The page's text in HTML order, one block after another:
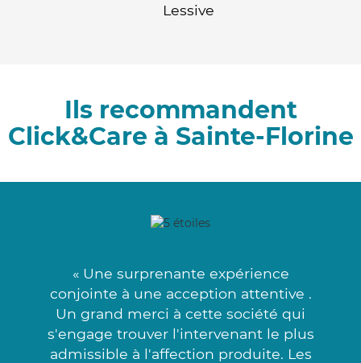
Lessive
Ils recommandent
Click&Care à Sainte-Florine
« Une surprenante expérience
conjointe à une acception attentive .
Un grand merci à cette société qui
s'engage trouver l'intervenant le plus
admissible à l'affection produite. Les